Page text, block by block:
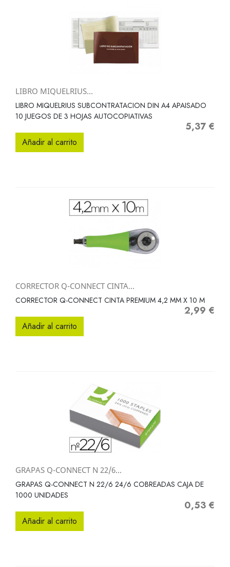
LIBRO MIQUELRIUS...
LIBRO MIQUELRIUS SUBCONTRATACION DIN A4 APAISADO
10 JUEGOS DE 3 HOJAS AUTOCOPIATIVAS
Precio
5,37 €
Añadir al carrito
CORRECTOR Q-CONNECT CINTA...
CORRECTOR Q-CONNECT CINTA PREMIUM 4,2 MM X 10 M
Precio
2,99 €
Añadir al carrito
GRAPAS Q-CONNECT N 22/6...
GRAPAS Q-CONNECT N 22/6 24/6 COBREADAS CAJA DE
1000 UNIDADES
Precio
0,53 €
Añadir al carrito